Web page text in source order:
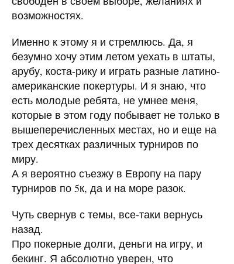
возможностях.
Именно к этому я и стремлюсь. Да, я
безумно хочу этим летом уехать в штаты,
арубу, коста-рику и играть разные латино-
американские покертуры. И я знаю, что
есть молодые ребята, не умнее меня,
которые в этом году побывает не только в
вышеперечисленных местах, но и еще на
трех десятках различных турниров по
миру.
А я вероятно съезжу в Европу на пару
турниров по 5к, да и на море разок.
Чуть свернув с темы, все-таки вернусь
назад.
Про покерные долги, деньги на игру, и
бекинг. Я абсолютно уверен, что